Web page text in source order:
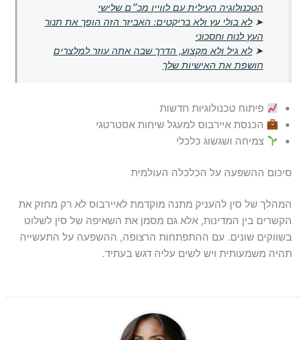
הטכנולוגיה העילית עם לוויין מכ״ם שלישי
➤לא בולי עץ ולא בריקטים: האביזר הזה הופך את תנור
העץ לנוח וחסכוני
➤לא גיל ולא מקצוע, הדרך שבה אתה עוזר למלצרים
חושפת את האישיות שלך
פיתוח טכנולוגיות חדשות
הכנסת איירבוס למעגל שיחות אסטרטגי
צמיחה ושגשוג כלכלי
סיכום ההשפעה על הכלכלה העולמית
המהלך של סין להעניק מתנה מוקדמת לאיירבוס לא רק מחזק את
הקשרים בין המדינות, אלא גם מסמן את השאיפה של סין לשלוט
בשווקים שונים. עם ההתפתחות הרצופה, ההשפעה על התעשייה
תהיה משמעותית ויש לשים עליה דגש בעתיד.